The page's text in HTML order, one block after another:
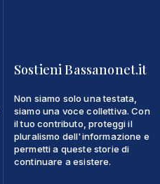
Sostieni Bassanonet.it
Non siamo solo una testata,
siamo una voce collettiva. Con
il tuo contributo, proteggi il
pluralismo dell'informazione e
permetti a queste storie di
continuare a esistere.